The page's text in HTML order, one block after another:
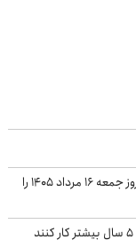
تغییرات شدید محصولات سایپا/ خریداران جدول امروز جمعه ۱۶ مرداد ۱۴۰۵ را